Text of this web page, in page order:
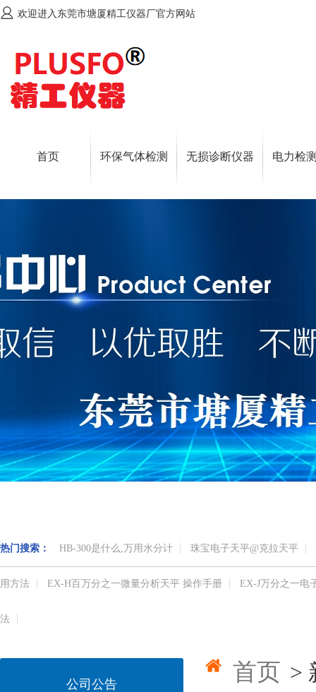
欢迎进入东莞市塘厦精工仪器厂官方网站
首页 环保气体检测 无损诊断仪器 电力检
热门搜索： HB-300是什么,万用水分计 珠宝电子天平@克拉天平
用方法 EX-H百万分之一微量分析天平 操作手册 EX-J万分之一电
法
公司公告 首页 >